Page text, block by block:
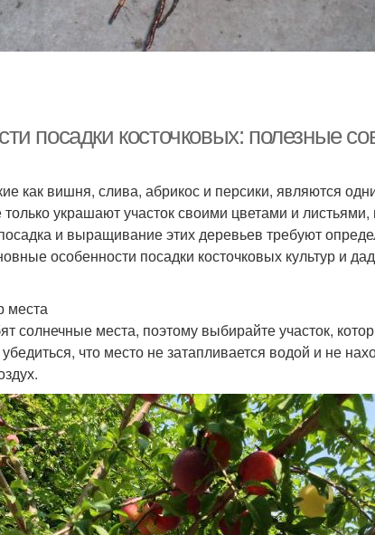
посадки косточковых: полезные
как вишня, слива, абрикос и персики, являются
украшают участок своими цветами и
и выращивание этих деревьев требуют
особенности посадки косточковых культур и
места
солнечные места, поэтому выбирайте участок,
что место не затапливается водой и не